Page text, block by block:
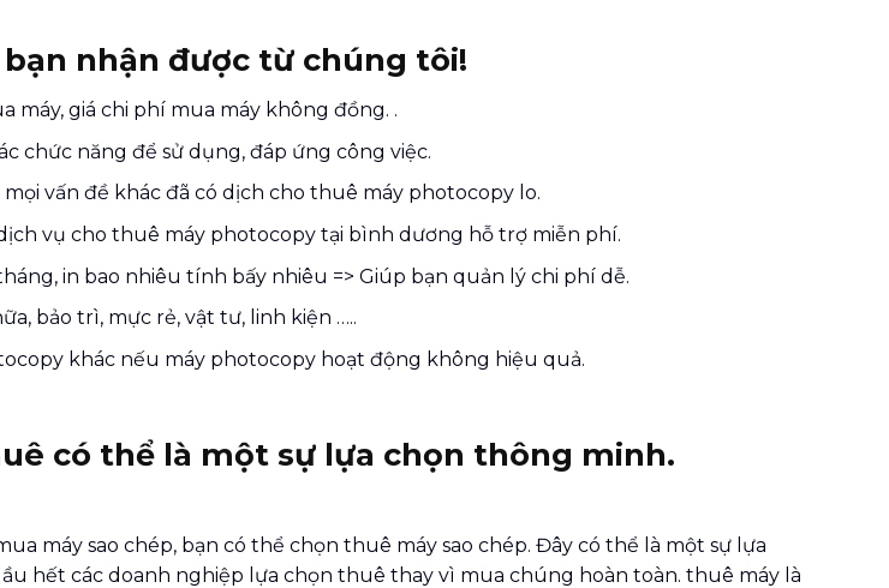
nhận được từ chúng tôi!
máy, giá chi phí mua máy không đồng. .
chức năng để sử dụng, đáp ứng công việc.
mọi vấn đề khác đã có dịch cho thuê máy photocopy lo.
vụ cho thuê máy photocopy tại bình dương hỗ trợ miễn phí.
in bao nhiêu tính bấy nhiêu => Giúp bạn quản lý chi phí dễ.
bảo trì, mực rẻ, vật tư, linh kiện …..
khác nếu máy photocopy hoạt động không hiệu quả.
có thể là một sự lựa chọn thông minh.
máy sao chép, bạn có thể chọn thuê máy sao chép. Đây có thể là một sự lựa
hết các doanh nghiệp lựa chọn thuê thay vì mua chúng hoàn toàn. thuê máy là